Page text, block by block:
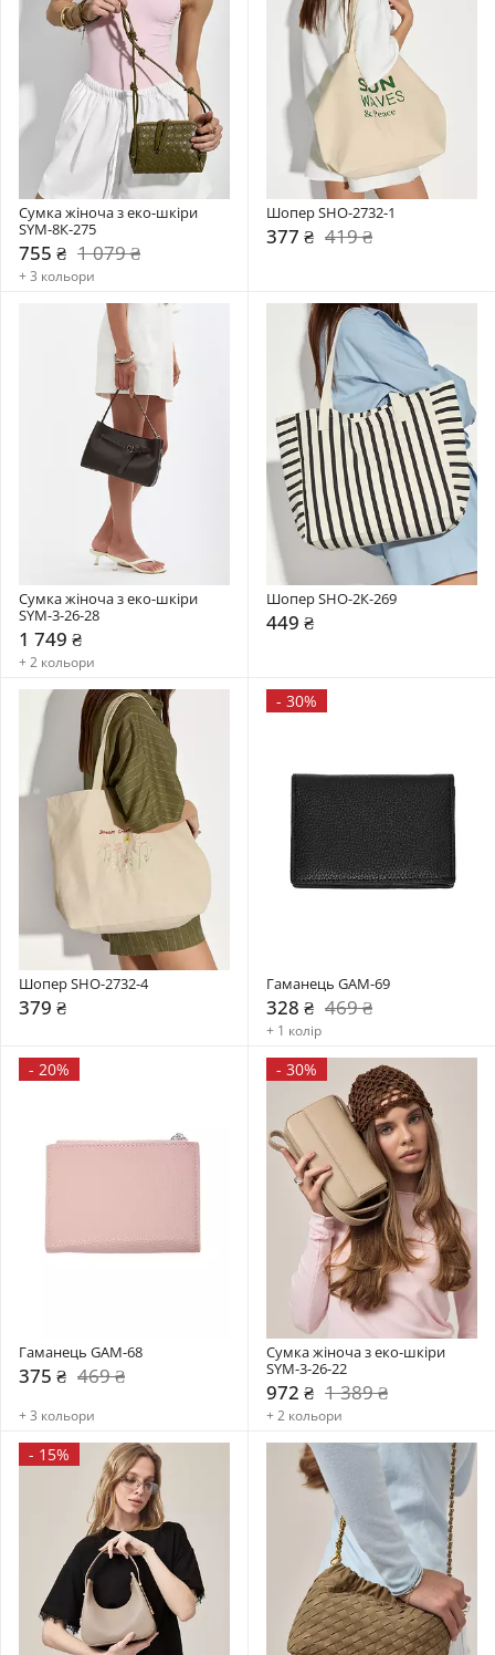
Сумка жіноча з еко-шкіри
SYM-8К-275
755 ₴ 1 079 ₴
+ 3 кольори
Шопер SHO-2732-1
377 ₴ 419 ₴
Сумка жіноча з еко-шкіри
SYM-3-26-28
1 749 ₴
+ 2 кольори
Шопер SHO-2К-269
449 ₴
Шопер SHO-2732-4
379 ₴
- 30%
Гаманець GAM-69
328 ₴ 469 ₴
+ 1 колір
- 20%
Гаманець GAM-68
375 ₴ 469 ₴
+ 3 кольори
- 30%
Сумка жіноча з еко-шкіри
SYM-3-26-22
972 ₴ 1 389 ₴
+ 2 кольори
- 15%